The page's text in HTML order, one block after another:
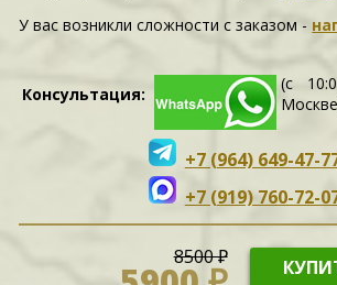
У вас возникли сложности c заказом -
Консультация:
(с
+7 (964) 649-47-
+7 (919) 760-72-
8500 ₽